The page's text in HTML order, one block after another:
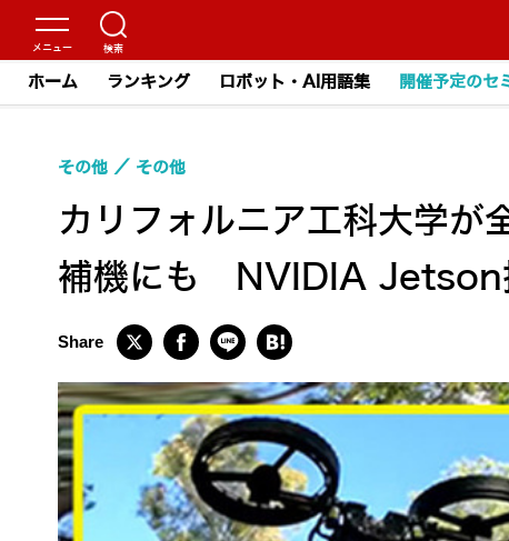
ホーム ランキング ロボット・AI用語集 開催予定のセ
カリフォルニア工科大学
補機にも NVIDIA Jetson
その他 その他